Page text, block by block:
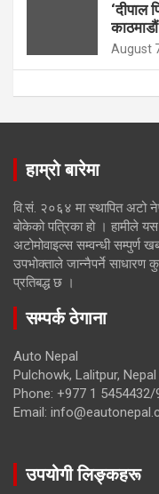
‘दीपाल
August
हाम्रो बारेमा
वि.सं. २०६४ मा स्थापित अटो
बोकेको पत्रिका हो । हामीले
अटोमोवाइल्स सम्वन्धी सम्पुर्ण
उपभोक्ताले जान्नैपर्ने
प्रतिबद्ध छ ।
सम्पर्क ठेगाना
Auto Nepal
Pulchowk, Lalitpur, Nepal
Phone: +977 1 5454432/
Email:
उपयोगी लिङ्कहरू